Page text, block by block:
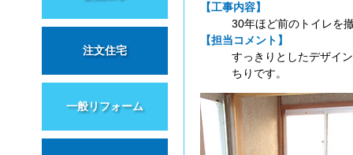
【工事内容】
30年ほど前のトイレを
【担当コメント】
すっきりとしたデザイ
ちりです。
注文住宅
一般リフォーム